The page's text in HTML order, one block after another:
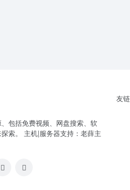
包括免费视频、网盘搜索、软
索。 主机|服务器支持： 老薛主
友